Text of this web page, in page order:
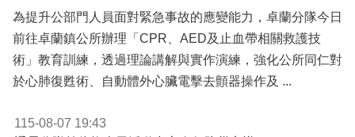
為提升公部門人員面對緊急事故的應變能力，卓蘭分隊今日
前往卓蘭鎮公所辦理「CPR、AED及止血帶相關救護技
術」教育訓練，透過理論講解與實作演練，強化公所同仁對
於心肺復甦術、自動體外心臟電擊去顫器操作及 ...
115-08-07 19:43